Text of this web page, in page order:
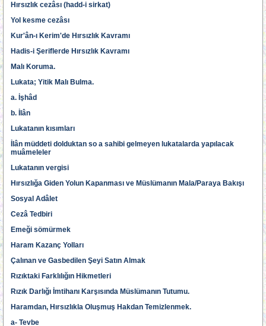
Hırsızlık cezâsı (hadd-i sirkat)
Yol kesme cezâsı
Kur'ân-ı Kerim'de Hırsızlık Kavramı
Hadis-i Şeriflerde Hırsızlık Kavramı
Malı Koruma.
Lukata; Yitik Malı Bulma.
a. İşhâd
b. İlân
Lukatanın kısımları
İlân müddeti dolduktan so a sahibi gelmeyen lukatalarda yapılacak
muâmeleler
Lukatanın vergisi
Hırsızlığa Giden Yolun Kapanması ve Müslümanın Mala/Paraya Bakışı
Sosyal Adâlet
Cezâ Tedbiri
Emeği sömürmek
Haram Kazanç Yolları
Çalınan ve Gasbedilen Şeyi Satın Almak
Rızıktaki Farklılığın Hikmetleri
Rızık Darlığı İmtihanı Karşısında Müslümanın Tutumu.
Haramdan, Hırsızlıkla Oluşmuş Hakdan Temizlenmek.
a- Tevbe